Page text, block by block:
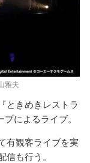
雅夫
ときめきレストラ
によるライブ。
有観客ライブを実
も行う。